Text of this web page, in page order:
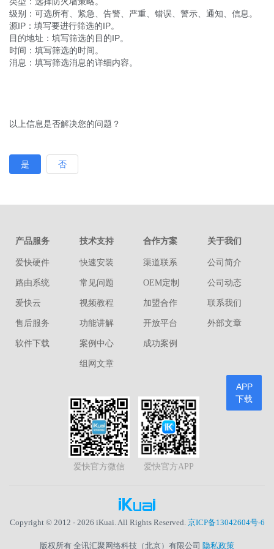
级别：可选所有、紧急、告警、严重、错误、警示、通知、信息。
源IP：填写要进行筛选的IP。
目的地址：填写筛选的目的IP。
时间：填写筛选的时间。
消息：填写筛选消息的详细内容。
以上信息是否解决您的问题？
是 否
产品服务
爱快硬件
路由系统
爱快云
售后服务
软件下载
技术支持
快速安装
常见问题
视频教程
功能讲解
案例中心
组网文章
合作方案
渠道联系
OEM定制
加盟合作
开放平台
成功案例
关于我们
公司简介
公司动态
联系我们
外部文章
爱快官方微信 爱快官方APP
Copyright © 2012 - 2026 iKuai. All Rights Reserved. 京ICP备13042604号-6
版权所有 全讯汇聚网络科技（北京）有限公司 隐私政策
APP
下载